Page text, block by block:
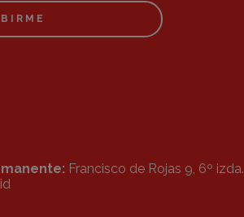
Francisco de Rojas 9, 6º izda.